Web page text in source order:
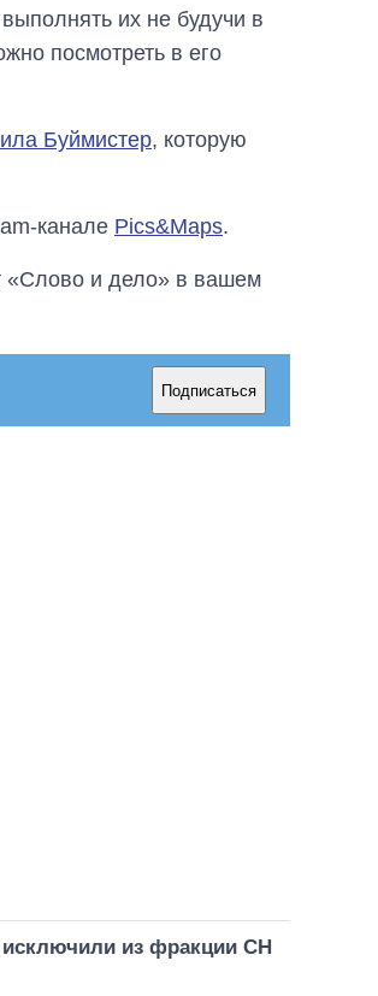
их не будучи в
посмотреть в его
Буймистер, которую
канале Pics&Maps.
«Слово и дело» в вашем
Подписаться
из фракции СН